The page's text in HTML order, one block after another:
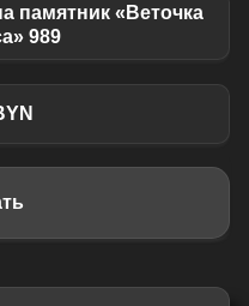
памятник «Веточка
989